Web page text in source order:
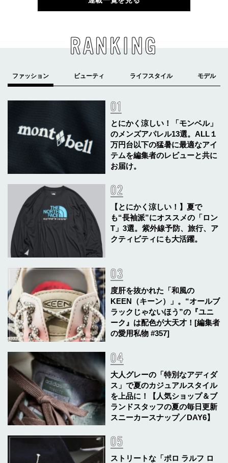
RANKING
とにかく涼しい！「モンベル」
のメンズアパレル13選。ALL１
万円台以下の猛暑に最適なアイ
テムを編集者のレビューと共に
お届け。
【とにかく涼しい！】夏で
も“長袖派”にオススメの「ロン
T」3選。紫外線予防、旅行、ア
クティビティにも大活躍。
度肝を抜かれた「和風の
KEEN（キーン）」。“オールブ
ラックじゃないほう”の『ユニ
ーク』は配色が大天才！[編集者
の愛用私物 #357]
大人グレーの「特別なアディダ
ス」で夏のカジュアルスタイル
を上品に！【人気ショップ＆ブ
ランドスタッフの夏の毎日更新
スニーカースナップ／DAY6】
ストリートな「ポロ ラルフ ロ